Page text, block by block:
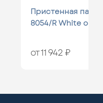
Пристенная
8054/R White onyx
от 11 942 ₽